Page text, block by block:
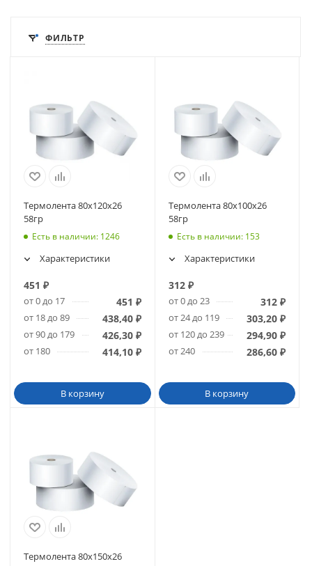
ФИЛЬТР
Термолента 80х120х26
58гр
Есть в наличии: 1246
Характеристики
451 ₽
от 0 до 17 451 ₽
от 18 до 89 438,40₽
от 90 до 179 426,30₽
от 180 414,10₽
В корзину
Термолента 80х100х26
58гр
Есть в наличии: 153
Характеристики
312₽
от 0 до 23 312 ₽
от 24 до 119 303,20 ₽
от 120 до 239 294,90 ₽
от 240 286,60 ₽
В корзину
Термолента 80х150х26